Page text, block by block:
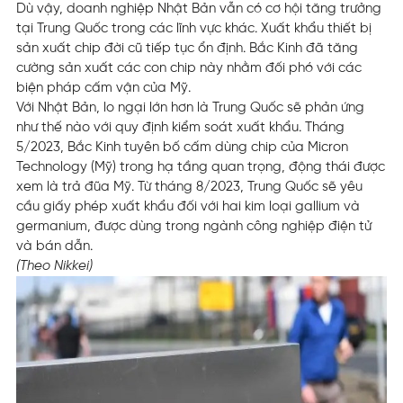
Dù vậy, doanh nghiệp Nhật Bản vẫn có cơ hội tăng trưởng
tại Trung Quốc trong các lĩnh vực khác. Xuất khẩu thiết bị
sản xuất chip đời cũ tiếp tục ổn định. Bắc Kinh đã tăng
cường sản xuất các con chip này nhằm đối phó với các
biện pháp cấm vận của Mỹ.
Với Nhật Bản, lo ngại lớn hơn là Trung Quốc sẽ phản ứng
như thế nào với quy định kiểm soát xuất khẩu. Tháng
5/2023, Bắc Kinh tuyên bố cấm dùng chip của Micron
Technology (Mỹ) trong hạ tầng quan trọng, động thái được
xem là trả đũa Mỹ. Từ tháng 8/2023, Trung Quốc sẽ yêu
cầu giấy phép xuất khẩu đối với hai kim loại gallium và
germanium, được dùng trong ngành công nghiệp điện tử
và bán dẫn.
(Theo Nikkei)